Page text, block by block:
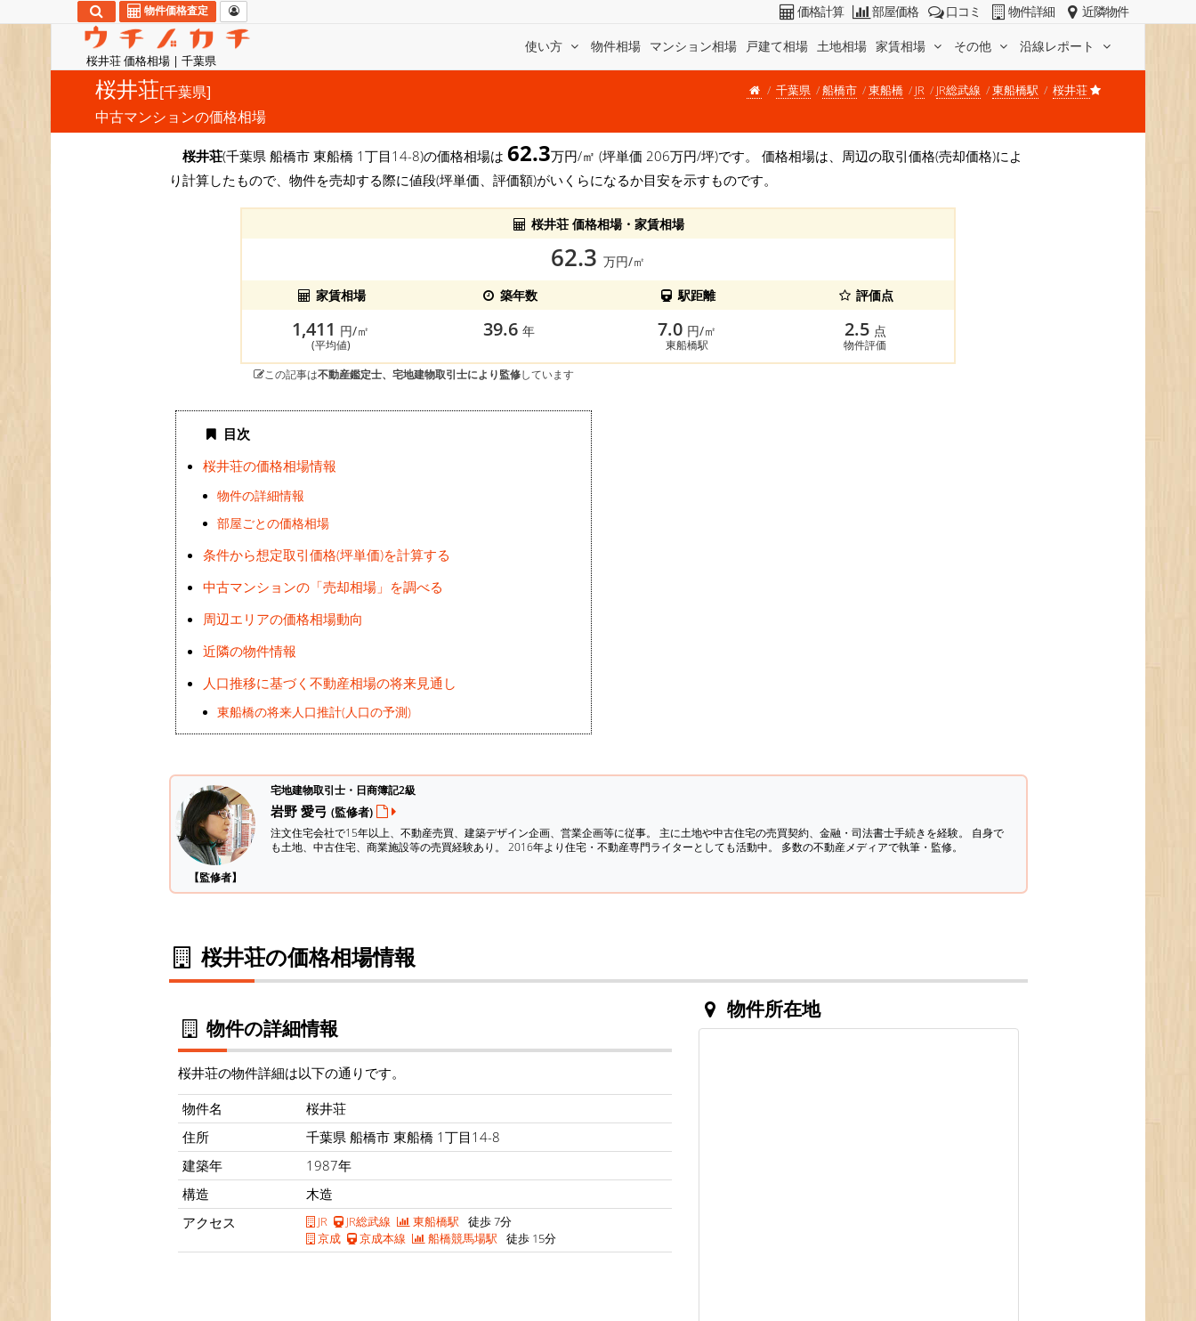
桜井荘 価格相場 | 千葉県
使い方 物件相場 マンション相場 戸建て相場 土地相場 家賃相場 その他 沿線レポート
物件価格査定 価格計算 部屋価格 口コミ 物件詳細 近隣物件
桜井荘[千葉県]
中古マンションの価格相場
千葉県 船橋市 東船橋 JR JR総武線 東船橋駅 桜井荘
桜井荘(千葉県 船橋市 東船橋 1丁目14-8)の価格相場は 62.3万円/㎡ (坪単価 206万円/坪)です。 価格相場は、周辺の取引価格(売却価格)によ
り計算したもので、物件を売却する際に値段(坪単価、評価額)がいくらになるか目安を示すものです。
桜井荘 価格相場・家賃相場
62.3 万円/㎡
家賃相場
築年数 駅距離 評価点
1,411 円/㎡
(平均値)
39.6 年 7.0 円/㎡
東船橋駅
2.5 点
物件評価
この記事は不動産鑑定士、宅地建物取引士により監修しています
目次
桜井荘の価格相場情報
物件の詳細情報
部屋ごとの価格相場
条件から想定取引価格(坪単価)を計算する
中古マンションの「売却相場」を調べる
周辺エリアの価格相場動向
近隣の物件情報
人口推移に基づく不動産相場の将来見通し
東船橋の将来人口推計(人口の予測)
【監修者】
宅地建物取引士・日商簿記2級
岩野 愛弓 (監修者)
注文住宅会社で15年以上、不動産売買、建築デザイン企画、営業企画等に従事。 主に土地や中古住宅の売買契約、金融・司法書士手続きを経験。 自身で
も土地、中古住宅、商業施設等の売買経験あり。 2016年より住宅・不動産専門ライターとしても活動中。 多数の不動産メディアで執筆・監修。
桜井荘の価格相場情報
物件の詳細情報
桜井荘の物件詳細は以下の通りです。
物件名
桜井荘
住所
千葉県 船橋市 東船橋 1丁目14-8
建築年
1987年
構造
木造
アクセス
JR JR総武線 東船橋駅 徒歩 7分
京成
京成本線 船橋競馬場駅 徒歩 15分
物件所在地